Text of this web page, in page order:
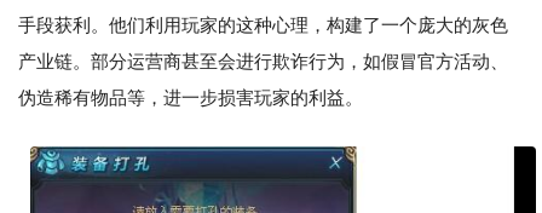
手段获利。他们利用玩家的这种心理，构建了一个庞大的灰色
产业链。部分运营商甚至会进行欺诈行为，如假冒官方活动、
伪造稀有物品等，进一步损害玩家的利益。